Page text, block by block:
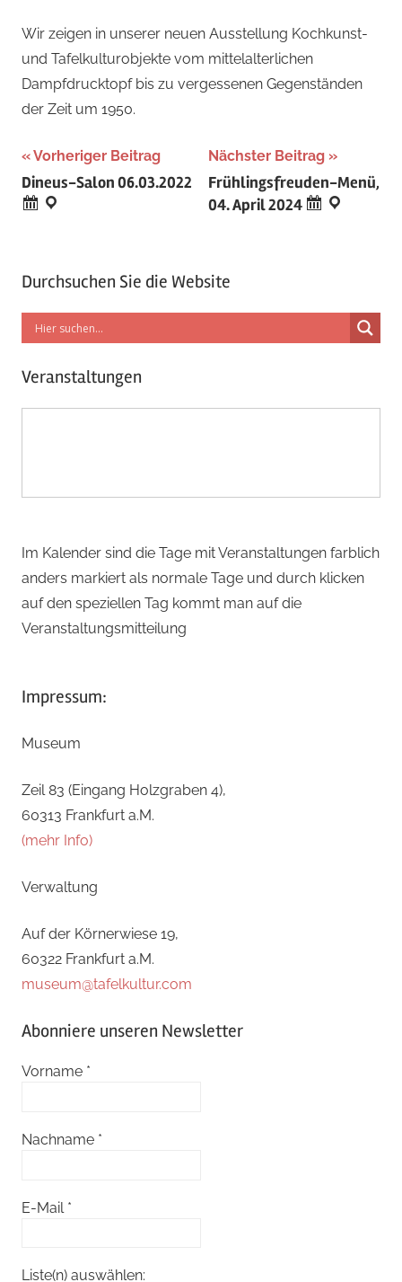
Wir zeigen in unserer neuen Ausstellung Kochkunst-
und Tafelkulturobjekte vom mittelalterlichen
Dampfdrucktopf bis zu vergessenen Gegenständen
der Zeit um 1950.
Beitragsnavigation
Vorheriger Beitrag
Dineus-Salon 06.03.2022
Nächster Beitrag
Frühlingsfreuden-Menü,
04. April 2024
Durchsuchen Sie die Website
Veranstaltungen
Im Kalender sind die Tage mit Veranstaltungen farblich
anders markiert als normale Tage und durch klicken
auf den speziellen Tag kommt man auf die
Veranstaltungsmitteilung
Impressum:
Museum
Zeil 83 (Eingang Holzgraben 4),
60313 Frankfurt a.M.
(mehr Info)
Verwaltung
Auf der Körnerwiese 19,
60322 Frankfurt a.M.
museum@tafelkultur.com
Abonniere unseren Newsletter
Vorname *
Nachname *
E-Mail *
Liste(n) auswählen: